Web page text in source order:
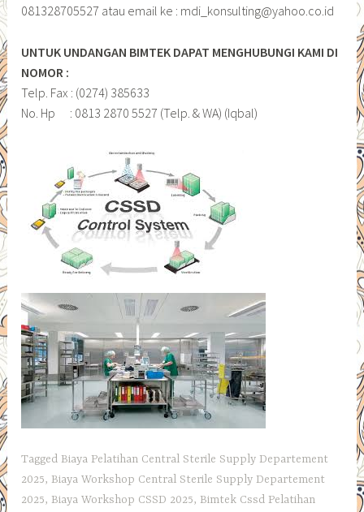
081328705527 atau email ke : mdi_konsulting@yahoo.co.id
UNTUK UNDANGAN BIMTEK DAPAT MENGHUBUNGI KAMI DI
NOMOR :
Telp. Fax : (0274) 385633
No. Hp : 0813 2870 5527 (Telp. & WA) (Iqbal)
Tagged Biaya Pelatihan Central Sterile Supply Departement
2025, Biaya Workshop Central Sterile Supply Departement
2025, Biaya Workshop CSSD 2025, Bimtek Cssd Pelatihan